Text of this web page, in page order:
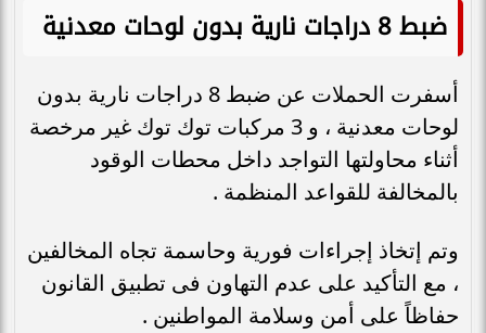
ضبط 8 دراجات نارية بدون لوحات معدنية
أسفرت الحملات عن ضبط 8 دراجات نارية بدون
لوحات معدنية ، و 3 مركبات توك توك غير مرخصة
أثناء محاولتها التواجد داخل محطات الوقود
بالمخالفة للقواعد المنظمة .
وتم إتخاذ إجراءات فورية وحاسمة تجاه المخالفين
، مع التأكيد على عدم التهاون فى تطبيق القانون
حفاظاً على أمن وسلامة المواطنين .